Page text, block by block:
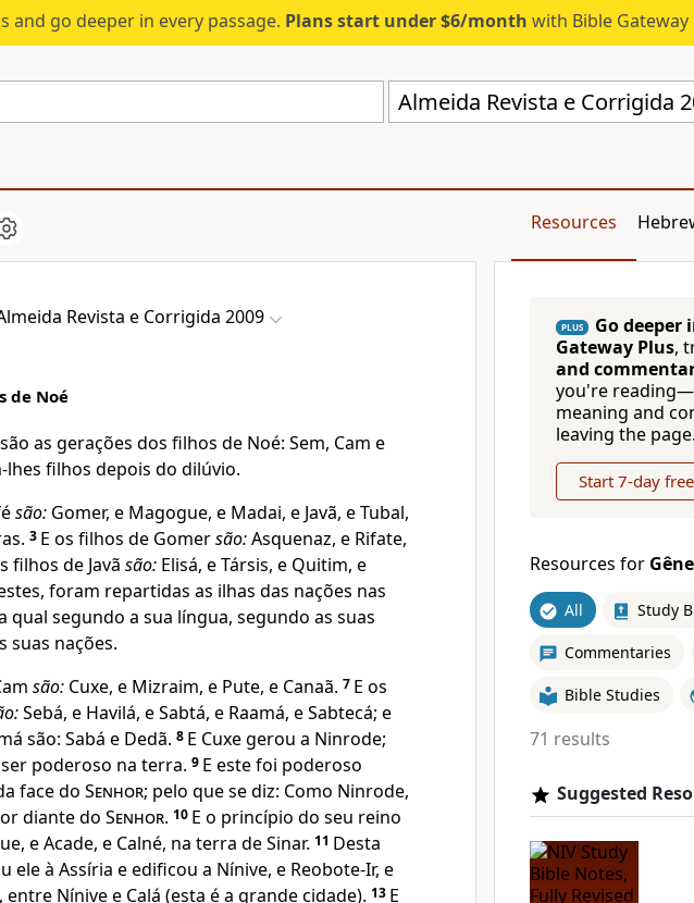
and go deeper in every passage. Plans start under $6/month with Bible Gateway
Almeida Revista e Corrigida
Resources
Revista e Corrigida 2009
de Noé
as gerações dos filhos de Noé: Sem, Cam e
lhes filhos depois do dilúvio.
são: Gomer, e Magogue, e Madai, e Javã, e Tubal,
3 E os filhos de Gomersão:Asquenaz, e Rifate,
filhos de Javã são: Elisá, e Társis, e Quitim, e
foram repartidas as ilhas das nações nas
qual segundo a sua língua, segundo as suas
suas nações.
são: Cuxe, e Mizraim, e Pute, e Canaã. 7 E os
Sebá, e Havilá, e Sabtá, e Raamá, e Sabtecá; e
são: Sabá e Dedã. 8 E Cuxe gerou a Ninrode;
poderoso na terra. 9 E este foi poderoso
face do Senhor; pelo que se diz: Como Ninrode,
diante do Senhor. 10 E o princípio do seu reino
e Acade, e Calné, na terra de Sinar. 11 Desta
ele à Assíria e edificou a Nínive, e Reobote-Ir, e
entre Nínive e Calá (esta é a grande cidade). 13 E
PLUS Go deeper
Gateway Plus,
and
you're
meaning and
leaving the page.
Start 7-day
Resources for
All Study
Commentaries
Bible Studies
71 results
Suggested